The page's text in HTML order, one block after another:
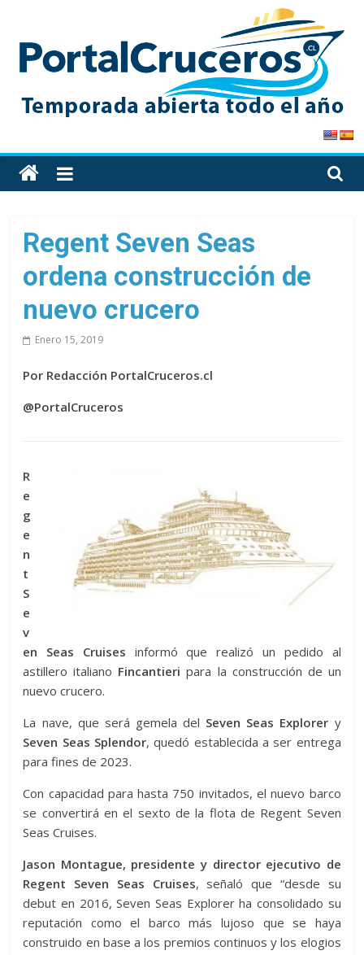
content
PortalCruceros
Toda
la
de
cruceros
en
solo
Regent Seven Seas
ordena construcción de
nuevo crucero
Enero 15, 2019
Por Redacción PortalCruceros.cl
@PortalCruceros
R
e
g
e
n
t
S
e
v
en Seas Cruises informó que realizó un pedido al
astillero italiano Fincantieri para la construcción de un
nuevo crucero.
La nave, que será gemela del Seven Seas Explorer y
Seven Seas Splendor, quedó establecida a ser entrega
para fines de 2023.
Con capacidad para hasta 750 invitados, el nuevo barco
se convertirá en el sexto de la flota de Regent Seven
Seas Cruises.
Jason Montague, presidente y director ejecutivo de
Regent Seven Seas Cruises, señaló que “desde su
debut en 2016, Seven Seas Explorer ha consolidado su
reputación como el barco más lujoso que se haya
construido en base a los premios continuos y los elogios